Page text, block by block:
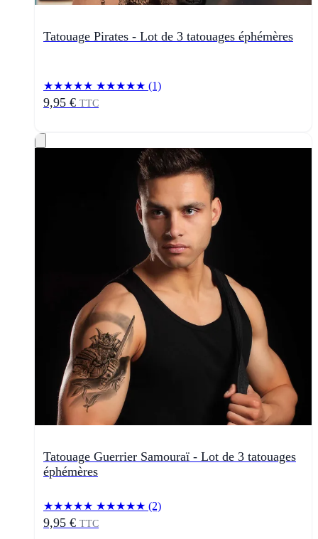
Tatouage Pirates - Lot de 3 tatouages éphémères
★★★★★ ★★★★★ (1)
9,95 € TTC
Tatouage Guerrier Samouraï - Lot de 3 tatouages
éphémères
★★★★★ ★★★★★ (2)
9,95 € TTC